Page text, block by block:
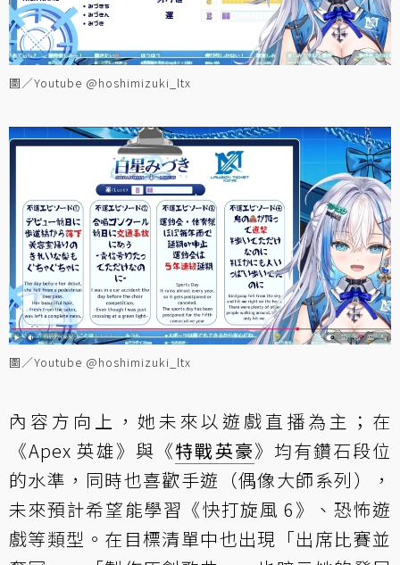
圖／Youtube @hoshimizuki_ltx
圖／Youtube @hoshimizuki_ltx
內容方向上，她未來以遊戲直播為主；在
《Apex 英雄》與《特戰英豪》均有鑽石段位
的水準，同時也喜歡手遊（偶像大師系列），
未來預計希望能學習《快打旋風 6》、恐怖遊
戲等類型。在目標清單中也出現「出席比賽並